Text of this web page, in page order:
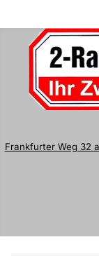
Frankfurter Weg 32 a